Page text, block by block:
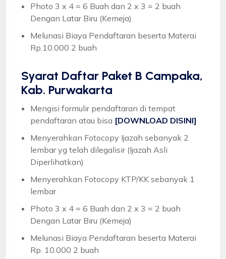
Photo 3 x 4 = 6 Buah dan 2 x 3 = 2 buah
Dengan Latar Biru (Kemeja)
Melunasi Biaya Pendaftaran beserta Materai
Rp.10.000 2 buah
Syarat Daftar Paket B Campaka,
Kab. Purwakarta
Mengisi formulir pendaftaran di tempat
pendaftaran atau bisa [DOWNLOAD DISINI]
Menyerahkan Fotocopy Ijazah sebanyak 2
lembar yg telah dilegalisir (Ijazah Asli
Diperlihatkan)
Menyerahkan Fotocopy KTP/KK sebanyak 1
lembar
Photo 3 x 4 = 6 Buah dan 2 x 3 = 2 buah
Dengan Latar Biru (Kemeja)
Melunasi Biaya Pendaftaran beserta Materai
Rp. 10.000 2 buah